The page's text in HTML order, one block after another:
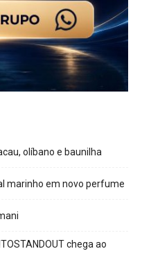
olíbano e baunilha
marinho em novo perfume
chega ao